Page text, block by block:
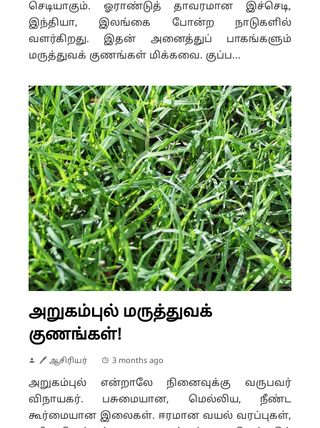
செடியாகும். ஓராண்டுத் தாவரமான இச்செடி,
இந்தியா, இலங்கை போன்ற நாடுகளில்
வளர்கிறது. இதன் அனைத்துப் பாகங்களும்
மருத்துவக் குணங்கள் மிக்கவை. குப்ப...
அறுகம்புல் மருத்துவக்
குணங்கள்!
🖊 ஆசிரியர் 3 months ago
அறுகம்புல் என்றாலே நினைவுக்கு வருபவர்
விநாயகர். பசுமையான, மெல்லிய, நீண்ட
கூர்மையான இலைகள். ஈரமான வயல் வரப்புகள்,